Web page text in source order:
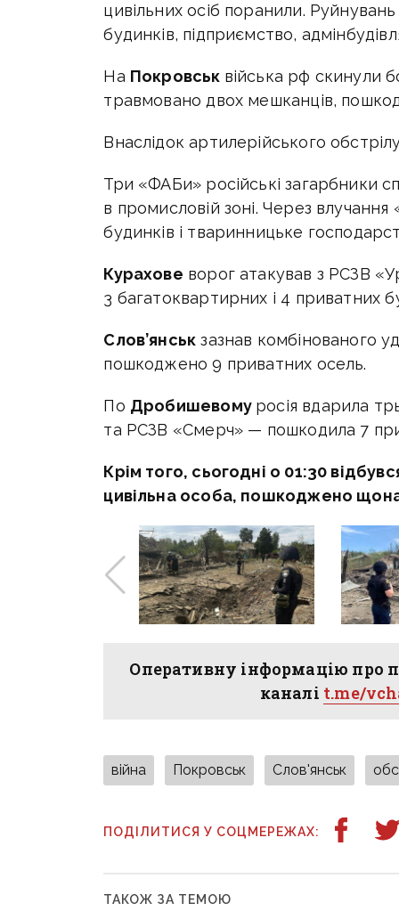
цивільних осіб поранили.
будинків, підприємство,
На Покровськ війська рф
травмовано двох мешканців,
Внаслідок артилерійського
Три «ФАБи» російські загарбники
в промисловій зоні. Через
будинків і тваринницьке
Курахове ворог атакував з РСЗВ
3 багатоквартирних і 4 приватних
Слов’янськ зазнав комбінованого
пошкоджено 9 приватних осель.
По Дробишевому росія вдарила
та РСЗВ «Смерч» — пошкодила 7
Крім того, сьогодні о 01:30
цивільна особа, пошкоджено
Оперативну інформацію про
каналі t.me/
війна Покровськ Слов'янськ
ПОДІЛИТИСЯ У СОЦМЕРЕЖАХ:
ТАКОЖ ЗА ТЕМОЮ